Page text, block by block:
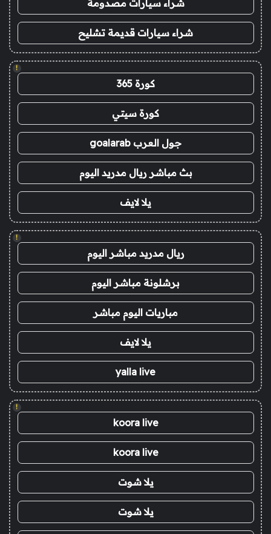
شراء سيارات مصدومة
شراء سيارات قديمة تشليح
!
كورة 365
كورة سيتي
جول العرب goalarab
بث مباشر ريال مدريد اليوم
يلا لايف
!
ريال مدريد مباشر اليوم
برشلونة مباشر اليوم
مباريات اليوم مباشر
يلا لايف
yalla live
!
koora live
koora live
يلا شوت
يلا شوت